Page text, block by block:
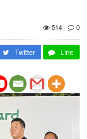
514
0
Twitter Line